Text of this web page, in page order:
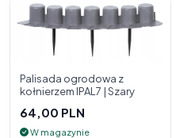
Palisada ogrodowa z
kołnierzem IPAL7 | Szary
64,00 PLN
W magazynie